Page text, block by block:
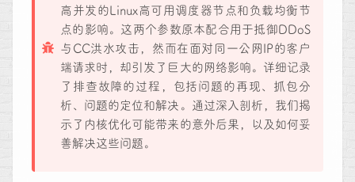
高并发的Linux高可用调度器节点和负载均衡节
点的影响。这两个参数原本配合用于抵御DDoS
与CC洪水攻击，然而在面对同一公网IP的客户
端请求时，却引发了巨大的网络影响。详细记录
了排查故障的过程，包括问题的再现、抓包分
析、问题的定位和解决。通过深入剖析，我们揭
示了内核优化可能带来的意外后果，以及如何妥
善解决这些问题。